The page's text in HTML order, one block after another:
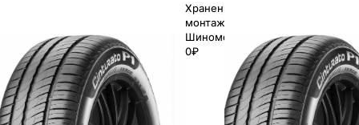
Хранение до
монтажа 0₽
Шиномонтаж
0₽